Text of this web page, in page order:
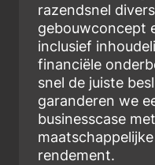
razendsnel
gebouwconcept
inclusief
financiële
snel de juiste
garanderen we
businesscase
rendement.